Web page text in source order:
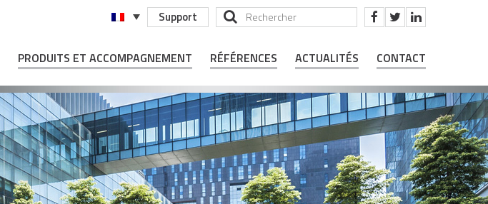
Support
PRODUITS ET ACCOMPAGNEMENT RÉFÉRENCES ACTUALITÉS CONTACT